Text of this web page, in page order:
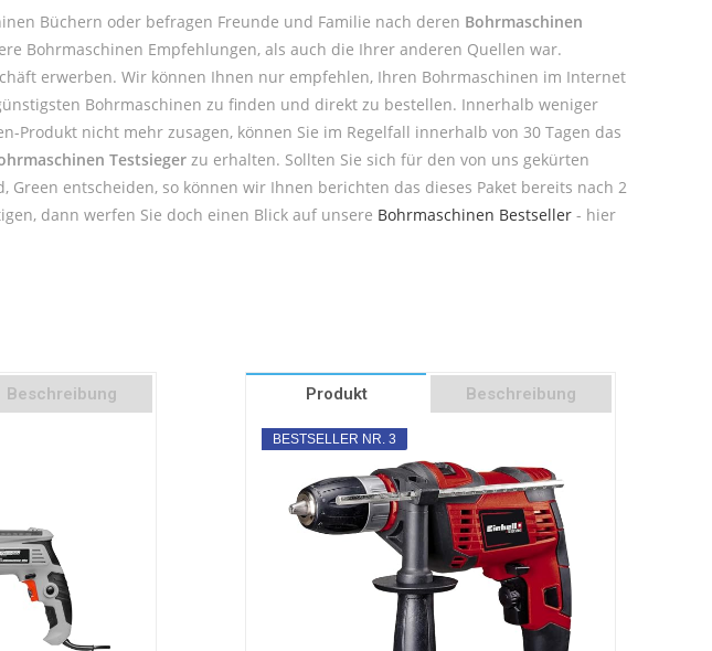
Büchern oder befragen Freunde und Familie nach deren Bohrmaschinen
Bohrmaschinen Empfehlungen, als auch die Ihrer anderen Quellen war.
erwerben. Wir können Ihnen nur empfehlen, Ihren Bohrmaschinen im Internet
Bohrmaschinen zu finden und direkt zu bestellen. Innerhalb weniger
Produkt nicht mehr zusagen, können Sie im Regelfall innerhalb von 30 Tagen das
Testsieger zu erhalten. Sollten Sie sich für den von uns gekürten
Green entscheiden, so können wir Ihnen berichten das dieses Paket bereits nach 2
dann werfen Sie doch einen Blick auf unsere Bohrmaschinen Bestseller - hier
Beschreibung Produkt Beschreibung
BESTSELLER NR. 3